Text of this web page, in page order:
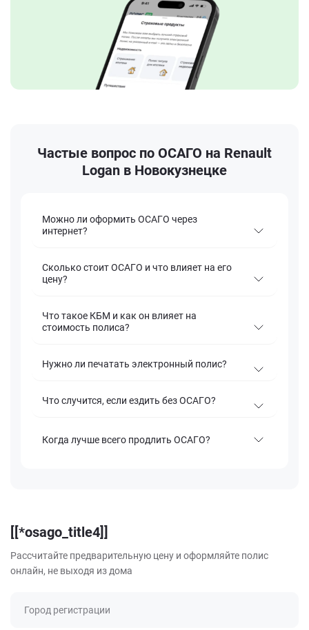
Частые вопрос по ОСАГО на Renault
Logan в Новокузнецке
Можно ли оформить ОСАГО через
интернет?
Сколько стоит ОСАГО и что влияет на его
цену?
Что такое КБМ и как он влияет на
стоимость полиса?
Нужно ли печатать электронный полис?
Что случится, если ездить без ОСАГО?
Когда лучше всего продлить ОСАГО?
[[*osago_title4]]
Рассчитайте предварительную цену и оформляйте полис
онлайн, не выходя из дома
Город регистрации